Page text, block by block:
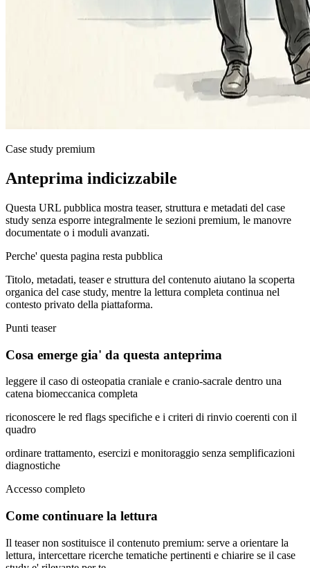
Case study premium
Anteprima indicizzabile
Questa URL pubblica mostra teaser, struttura e metadati del case
study senza esporre integralmente le sezioni premium, le manovre
documentate o i moduli avanzati.
Perche' questa pagina resta pubblica
Titolo, metadati, teaser e struttura del contenuto aiutano la scoperta
organica del case study, mentre la lettura completa continua nel
contesto privato della piattaforma.
Punti teaser
Cosa emerge gia' da questa anteprima
leggere il caso di osteopatia craniale e cranio-sacrale dentro una
catena biomeccanica completa
riconoscere le red flags specifiche e i criteri di rinvio coerenti con il
quadro
ordinare trattamento, esercizi e monitoraggio senza semplificazioni
diagnostiche
Accesso completo
Come continuare la lettura
Il teaser non sostituisce il contenuto premium: serve a orientare la
lettura, intercettare ricerche tematiche pertinenti e chiarire se il case